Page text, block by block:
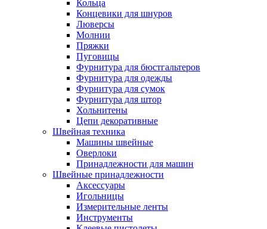
Кольца
Концевики для шнуров
Люверсы
Молнии
Пряжки
Пуговицы
Фурнитура для бюстгальтеров
Фурнитура для одежды
Фурнитура для сумок
Фурнитура для штор
Хольнитены
Цепи декоративные
Швейная техника
Машины швейные
Оверлоки
Принадлежности для машин
Швейные принадлежности
Аксессуары
Игольницы
Измерительные ленты
Инструменты